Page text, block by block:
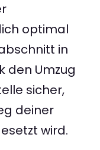
optimal
in
den Umzug
sicher,
deiner
wird.